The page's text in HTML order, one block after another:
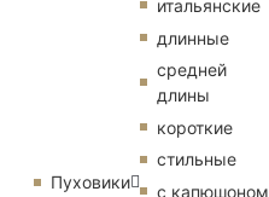
Пуховики
итальянские
длинные
средней
длины
короткие
стильные
с капюшоном